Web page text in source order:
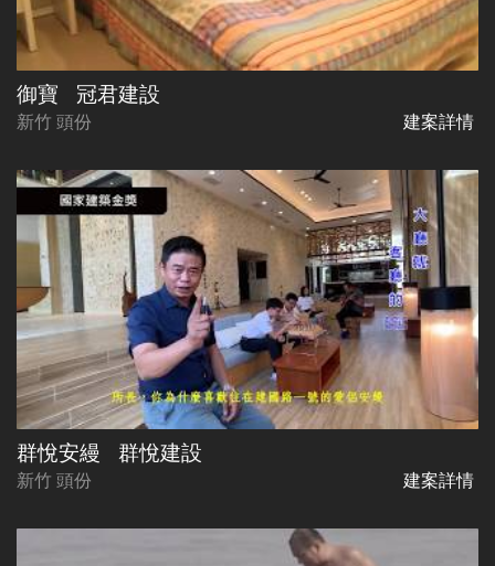
御寶 冠君建設
新竹 頭份 建案詳情
群悅安縵 群悅建設
新竹 頭份 建案詳情